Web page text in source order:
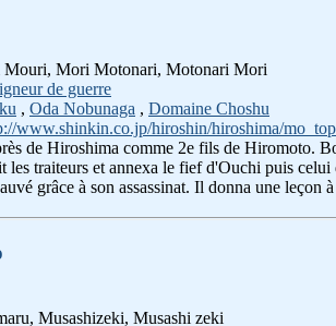
Mouri, Mori Motonari, Motonari Mori
de guerre
, Oda Nobunaga , Domaine Choshu
www.shinkin.co.jp/hiroshin/hiroshima/
de Hiroshima comme 2e fils de Hiromoto.
les traiteurs et annexa le fief d'Ouchi puis
grâce à son assassinat. Il donna une leçon
Musashizeki, Musashi zeki